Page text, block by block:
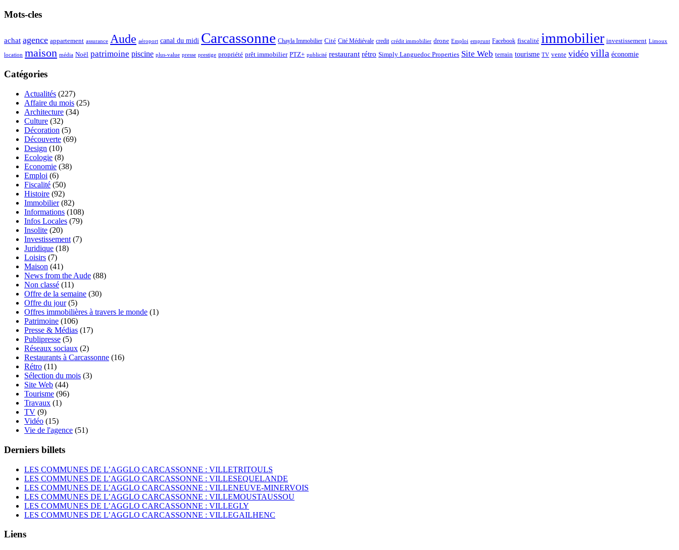
Mots-cles
achat agence appartement assurance Aude aéroport canal du midi Carcassonne Chayla Immobilier Cité Cité Médiévale credit crédit immobilier drone Emploi emprunt Facebook fiscalité immobilier investissement Limoux
location maison média Noël patrimoine piscine plus-value presse prestige propriété prêt immobilier PTZ+ publicité restaurant rétro Simply Languedoc Properties Site Web terrain tourisme TV vente vidéo villa économie
Catégories
Actualités (227)
Affaire du mois (25)
Architecture (34)
Culture (32)
Décoration (5)
Découverte (69)
Design (10)
Ecologie (8)
Economie (38)
Emploi (6)
Fiscalité (50)
Histoire (92)
Immobilier(82)
Informations (108)
Infos Locales (79)
Insolite (20)
Investissement (7)
Juridique (18)
Loisirs (7)
Maison (41)
News from the Aude (88)
Non classé (11)
Offre de la semaine (30)
Offre du jour(5)
Offres immobilières à travers le monde (1)
Patrimoine (106)
Presse & Médias (17)
Publipresse (5)
Réseaux sociaux (2)
Restaurants à Carcassonne (16)
Rétro (11)
Sélection du mois (3)
Site Web (44)
Tourisme (96)
Travaux (1)
TV (9)
Vidéo (15)
Vie de l'agence (51)
Derniers billets
LES COMMUNES DE L’AGGLO CARCASSONNE : VILLETRITOULS
LES COMMUNES DE L’AGGLO CARCASSONNE : VILLESEQUELANDE
LES COMMUNES DE L’AGGLO CARCASSONNE : VILLENEUVE-MINERVOIS
LES COMMUNES DE L’AGGLO CARCASSONNE : VILLEMOUSTAUSSOU
LES COMMUNES DE L’AGGLO CARCASSONNE : VILLEGLY
LES COMMUNES DE L’AGGLO CARCASSONNE : VILLEGAILHENC
Liens